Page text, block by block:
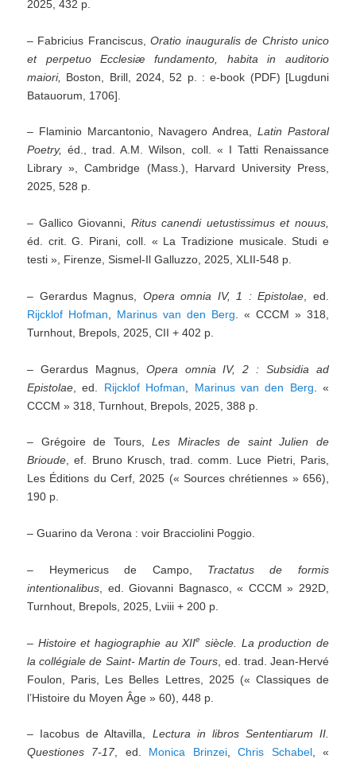
2025, 432 p.
– Fabricius Franciscus, Oratio inauguralis de Christo unico
et perpetuo Ecclesiæ fundamento, habita in auditorio
maiori, Boston, Brill, 2024, 52 p. : e-book (PDF) [Lugduni
Batauorum, 1706].
– Flaminio Marcantonio, Navagero Andrea,Latin Pastoral
Poetry, éd., trad. A.M. Wilson, coll. « I Tatti Renaissance
Library », Cambridge (Mass.), Harvard University Press,
2025, 528 p.
– Gallico Giovanni, Ritus canendi uetustissimus et nouus,
éd. crit. G. Pirani, coll. « La Tradizione musicale. Studi e
testi », Firenze, Sismel-Il Galluzzo, 2025, XLII-548 p.
– Gerardus Magnus, Opera omnia IV, 1 : Epistolae , ed.
Rijcklof Hofman
Marinus van den Berg . « CCCM » 318,
Turnhout, Brepols, 2025, CII + 402 p.
– Gerardus Magnus, Opera omnia IV, 2 : Subsidia ad
Epistolae , ed. Rijcklof Hofman Marinus van den Berg . «
CCCM » 318, Turnhout, Brepols, 2025, 388 p.
– Grégoire de Tours,Les Miracles de saint Julien de
Brioude, ef. Bruno Krusch, trad. comm. Luce Pietri, Paris,
Les Éditions du Cerf, 2025 (« Sources chrétiennes » 656),
190 p.
– Guarino da Verona : voir Bracciolini Poggio.
– Heymericus de Campo, Tractatus de formis
intentionalibus , ed. Giovanni Bagnasco, « CCCM » 292D,
Turnhout, Brepols, 2025, Lviii + 200 p.
– Histoire et hagiographie au XIIe siècle. La production de
la collégiale de Saint- Martin de Tours , ed. trad. Jean-Hervé
Foulon, Paris, Les Belles Lettres, 2025 (« Classiques de
l’Histoire du Moyen Âge » 60), 448 p.
– Iacobus de Altavilla, Lectura in libros Sententiarum II.
Questiones 7-17, ed. Monica Brinzei,Chris Schabel, «